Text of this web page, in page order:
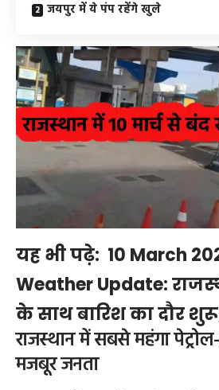
जयपुर में ये पंप रहेंगे खुले
यह भी पढ़े: 10 March
Weather Update:
के साथ बारिश का दौर
राजस्थान में सबसे महंगा
मजबूर जनता